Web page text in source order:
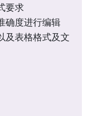
要求
确度进行编辑
及表格格式及文